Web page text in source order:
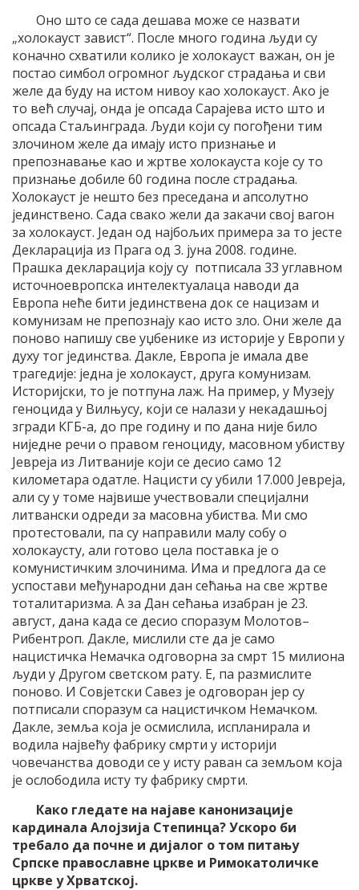
Оно што се сада дешава може се назвати
„холокауст завист“. После много година људи су
коначно схватили колико је холокауст важан, он је
постао симбол огромног људског страдања и сви
желе да буду на истом нивоу као холокауст. Ако је
то већ случај, онда је опсада Сарајева исто што и
опсада Стаљинграда. Људи који су погођени тим
злочином желе да имају исто признање и
препознавање као и жртве холокауста које су то
признање добиле 60 година после страдања.
Холокауст је нешто без преседана и апсолутно
јединствено. Сада свако жели да закачи свој вагон
за холокауст. Један од најбољих примера за то јесте
Декларација из Прага од 3. јуна 2008. године.
Прашка декларација коју су потписала 33 углавном
источноевропска интелектуалаца наводи да
Европа неће бити јединствена док се нацизам и
комунизам не препознају као исто зло. Они желе да
поново напишу све уџбенике из историје у Европи у
духу тог јединства. Дакле, Европа је имала две
трагедије: једна је холокауст, друга комунизам.
Историјски, то је потпуна лаж. На пример, у Музеју
геноцида у Вилњусу, који се налази у некадашњој
згради КГБ-а, до пре годину и по дана није било
ниједне речи о правом геноциду, масовном убиству
Јевреја из Литваније који се десио само 12
километара одатле. Нацисти су убили 17.000 Јевреја,
али су у томе највише учествовали специјални
литвански одреди за масовна убиства. Ми смо
протестовали, па су направили малу собу о
холокаусту, али готово цела поставка је о
комунистичким злочинима. Има и предлога да се
успостави међународни дан сећања на све жртве
тоталитаризма. А за Дан сећања изабран је 23.
август, дана када се десио споразум Молотов–
Рибентроп. Дакле, мислили сте да је само
нацистичка Немачка одговорна за смрт 15 милиона
људи у Другом светском рату. Е, па размислите
поново. И Совјетски Савез је одговоран јер су
потписали споразум са нацистичком Немачком.
Дакле, земља која је осмислила, испланирала и
водила највећу фабрику смрти у историји
човечанства доводи се у исту раван са земљом која
је ослободила исту ту фабрику смрти.
Како гледате на најаве канонизације
кардинала Алојзија Степинца? Ускоро би
требало да почне и дијалог о том питању
Српске православне цркве и Римокатоличке
цркве у Хрватској.